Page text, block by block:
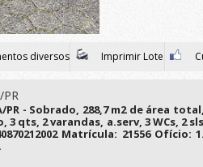
diversos Imprimir Lote
PR
PR - Sobrado, 288,7 m2 de área
3 qts, 2 varandas, a.serv, 3 WCs, 2
Matrícula: 21556 Ofício: